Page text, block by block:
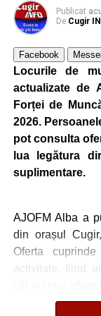
Publicat
De Cugir
Facebook
Locurile de
actualizate de
Forței de
2026.
pot consulta
lua legătura
suplimentare.
AJOFM Alba a
din orașul
Oferta
activitate, fiind